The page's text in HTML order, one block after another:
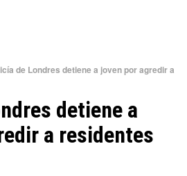
de Londres detiene a joven por agredir a
detiene a
a residentes